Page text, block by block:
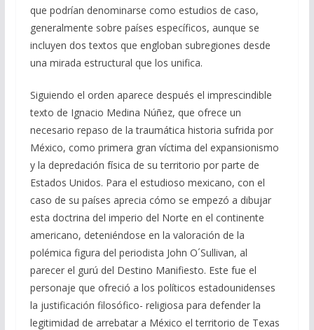
que podrían denominarse como estudios de caso,
generalmente sobre países específicos, aunque se
incluyen dos textos que engloban subregiones desde
una mirada estructural que los unifica.
Siguiendo el orden aparece después el imprescindible
texto de Ignacio Medina Núñez, que ofrece un
necesario repaso de la traumática historia sufrida por
México, como primera gran víctima del expansionismo
y la depredación física de su territorio por parte de
Estados Unidos. Para el estudioso mexicano, con el
caso de su países aprecia cómo se empezó a dibujar
esta doctrina del imperio del Norte en el continente
americano, deteniéndose en la valoración de la
polémica figura del periodista John O´Sullivan, al
parecer el gurú del Destino Manifiesto. Este fue el
personaje que ofreció a los políticos estadounidenses
la justificación filosófico- religiosa para defender la
legitimidad de arrebatar a México el territorio de Texas